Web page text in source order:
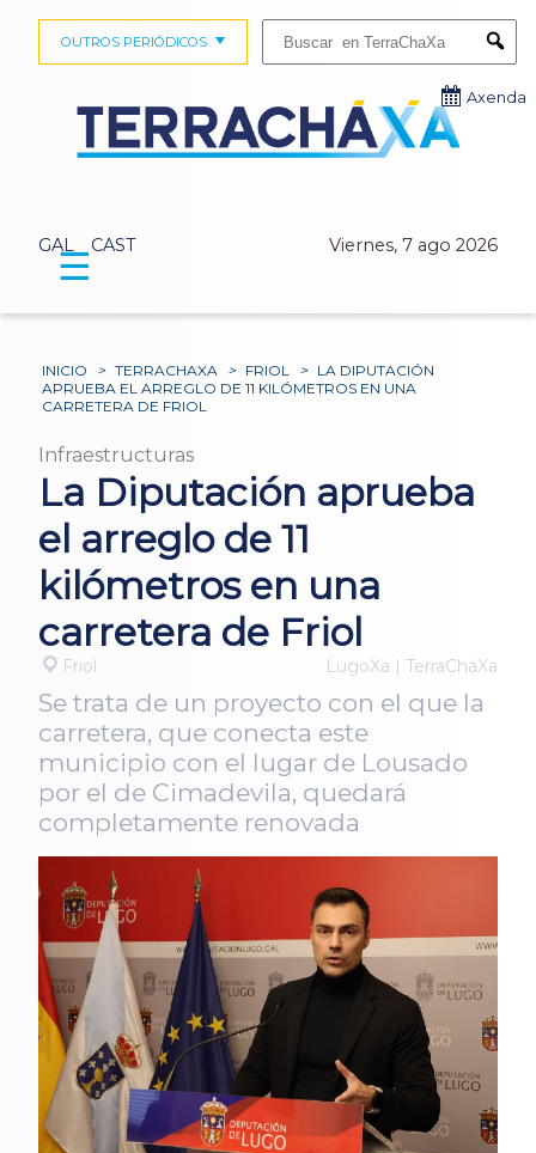
GAL CAST Viernes, 7 ago 2026
OUTROS PERIÓDICOS
Axenda
☰
INICIO > TERRACHAXA > FRIOL > LA DIPUTACIÓN
APRUEBA EL ARREGLO DE 11 KILÓMETROS EN UNA
CARRETERA DE FRIOL
Infraestructuras
La Diputación aprueba
el arreglo de 11
kilómetros en una
carretera de Friol
Friol LugoXa | TerraChaXa
Se trata de un proyecto con el que la
carretera, que conecta este
municipio con el lugar de Lousado
por el de Cimadevila, quedará
completamente renovada